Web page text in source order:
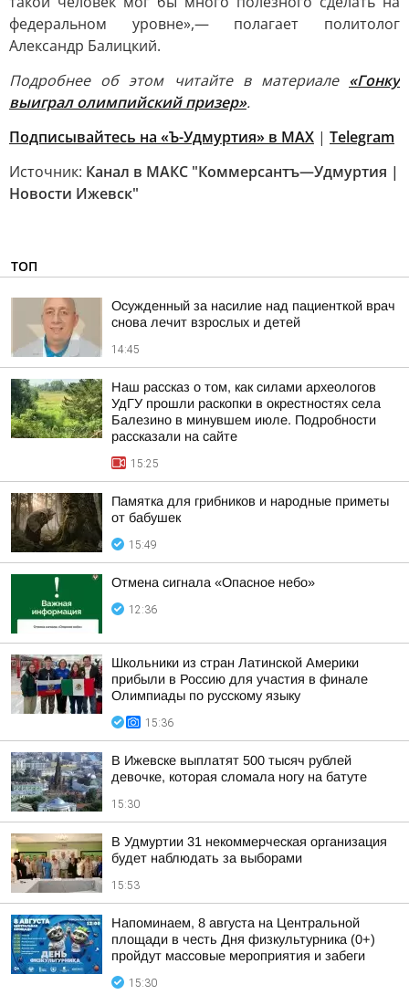
федеральном уровне»,— полагает политолог
Александр Балицкий.
Подробнее об этом читайте в материале «Гонку
выиграл олимпийский призер».
Подписывайтесь на «Ъ-Удмуртия» в MAX | Telegram
Источник: Канал в МАКС "Коммерсантъ—Удмуртия |
Новости Ижевск"
ТОП
Осужденный за насилие над пациенткой врач
снова лечит взрослых и детей
14:45
Наш рассказ о том, как силами археологов
УдГУ прошли раскопки в окрестностях села
Балезино в минувшем июле. Подробности
рассказали на сайте
15:25
Памятка для грибников и народные приметы
от бабушек
15:49
Отмена сигнала «Опасное небо»
12:36
Школьники из стран Латинской Америки
прибыли в Россию для участия в финале
Олимпиады по русскому языку
15:36
В Ижевске выплатят 500 тысяч рублей
девочке, которая сломала ногу на батуте
15:30
В Удмуртии 31 некоммерческая организация
будет наблюдать за выборами
15:53
Напоминаем, 8 августа на Центральной
площади в честь Дня физкультурника (0+)
пройдут массовые мероприятия и забеги
15:30